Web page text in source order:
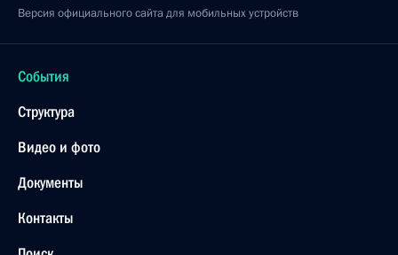
Версия официального сайта для мобильных устройств
События
Структура
Видео и фото
Документы
Контакты